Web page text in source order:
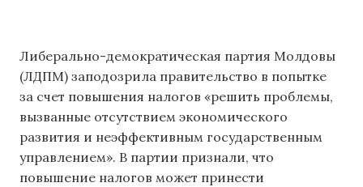
Либерально-демократическая партия Молдовы
(ЛДПМ) заподозрила правительство в попытке
за счет повышения налогов «решить проблемы,
вызванные отсутствием экономического
развития и неэффективным государственным
управлением». В партии признали, что
повышение налогов может принести